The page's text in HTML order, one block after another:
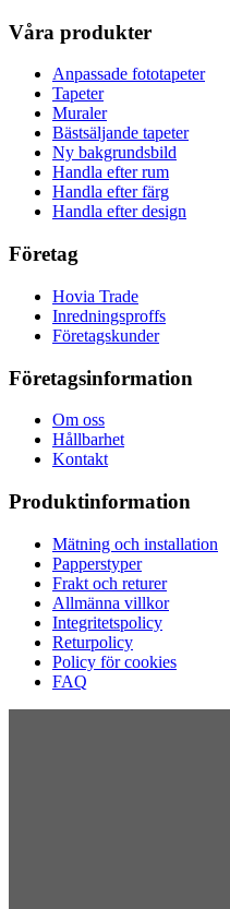
Våra produkter
Anpassade fototapeter
Tapeter
Muraler
Bästsäljande tapeter
Ny bakgrundsbild
Handla efter rum
Handla efter färg
Handla efter design
Företag
Hovia Trade
Inredningsproffs
Företagskunder
Företagsinformation
Om oss
Hållbarhet
Kontakt
Produktinformation
Mätning och installation
Papperstyper
Frakt och returer
Allmänna villkor
Integritetspolicy
Returpolicy
Policy för cookies
FAQ